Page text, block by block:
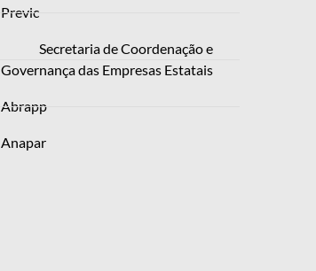
Previc
Secretaria de Coordenação e
Governança das Empresas Estatais
Abrapp
Anapar